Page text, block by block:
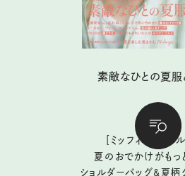
素敵なひとの夏服
［ミッフィー｜コー
夏のおでかけがもっ
ショルダーバッグ&夏柄